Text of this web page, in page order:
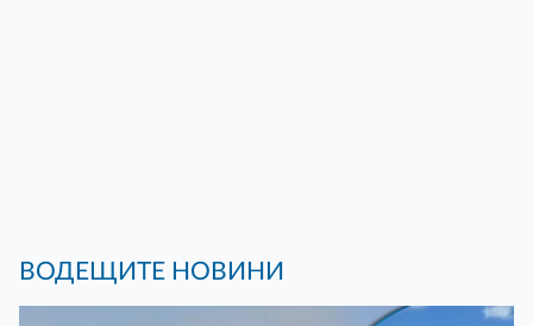
ВОДЕЩИТЕ НОВИНИ